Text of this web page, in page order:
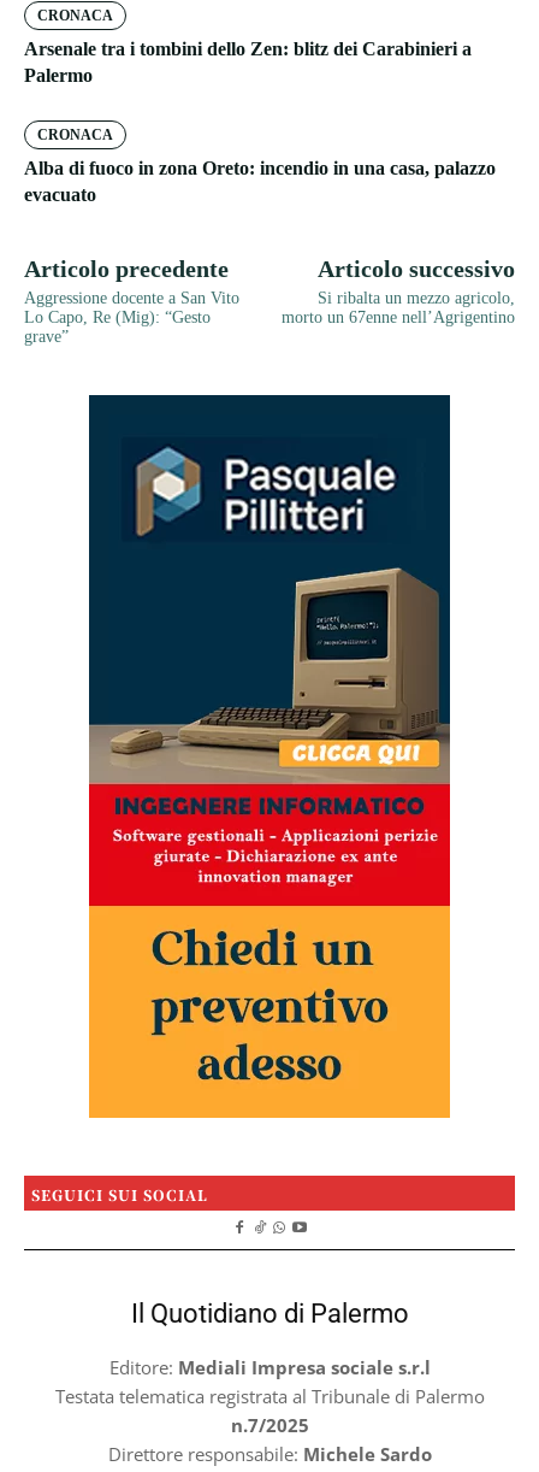
CRONACA
Arsenale tra i tombini dello Zen: blitz dei Carabinieri a
Palermo
CRONACA
Alba di fuoco in zona Oreto: incendio in una casa, palazzo
evacuato
Articolo precedente
Aggressione docente a San Vito
Lo Capo, Re (Mig): “Gesto
grave”
Articolo successivo
Si ribalta un mezzo agricolo,
morto un 67enne nell’Agrigentino
SEGUICI SUI SOCIAL
Il Quotidiano di Palermo
Editore: Mediali Impresa sociale s.r.l
Testata telematica registrata al Tribunale di Palermo
n.7/2025
Direttore responsabile: Michele Sardo